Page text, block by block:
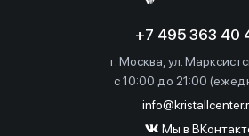
+7 495 363 40
г. Москва, ул.
c 10:00 до 21:00
Мы в